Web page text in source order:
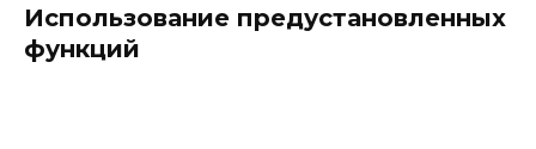
Использование предустановленных
функций